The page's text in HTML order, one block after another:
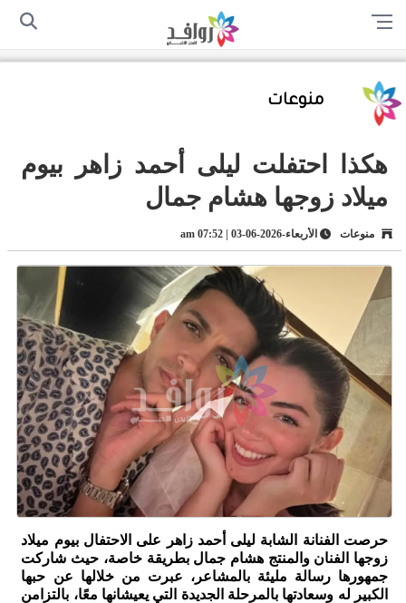
الرئيسية سياسة الخصوصية
منوعات
هكذا احتفلت ليلى أحمد زاهر بيوم
ميلاد زوجها هشام جمال
منوعات الأربعاء-2026-06-03 | 07:52 am
حرصت الفنانة الشابة ليلى أحمد زاهر على الاحتفال بيوم ميلاد
زوجها الفنان والمنتج هشام جمال بطريقة خاصة، حيث شاركت
جمهورها رسالة مليئة بالمشاعر، عبرت من خلالها عن حبها
الكبير له وسعادتها بالمرحلة الجديدة التي يعيشانها معًا، بالتزامن